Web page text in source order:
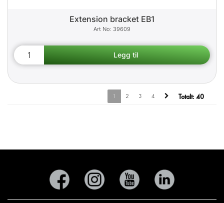
Extension bracket EB1
39609
1 2 3 4 Totalt: 40